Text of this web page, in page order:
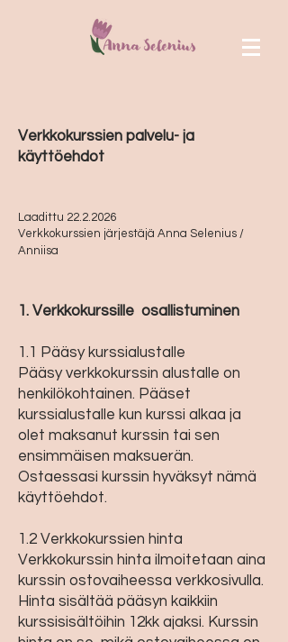
Verkkokurssien palvelu- ja
käyttöehdot
Laadittu 22.2.2026
Verkkokurssien järjestäjä Anna Selenius /
Anniisa
1. Verkkokurssille osallistuminen
1.1 Pääsy kurssialustalle
Pääsy verkkokurssin alustalle on
henkilökohtainen. Pääset
kurssialustalle kun kurssi alkaa ja
olet maksanut kurssin tai sen
ensimmäisen maksuerän.
Ostaessasi kurssin hyväksyt nämä
käyttöehdot.
1.2 Verkkokurssien hinta
Verkkokurssin hinta ilmoitetaan aina
kurssin ostovaiheessa verkkosivulla.
Hinta sisältää pääsyn kaikkiin
kurssisisältöihin 12kk ajaksi. Kurssin